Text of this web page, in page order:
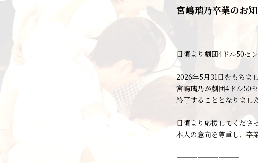
宮嶋璃乃卒業のお
日頃より劇団4ドル50セ
2026年5月31日をもちまし
宮嶋璃乃が劇団4ドル50
終了することとなりまし
日頃より応援してくださ
本人の意向を尊重し、卒
—————————